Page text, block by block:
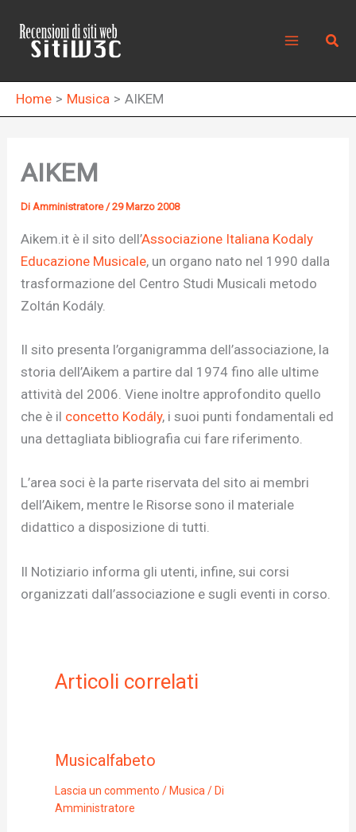
contenuto
Home Musica AIKEM
AIKEM
DiAmministratore/29 Marzo 2008
Aikem.it è il sito dell’Associazione Italiana Kodaly
Educazione Musicale, un organo nato nel 1990 dalla
trasformazione del Centro Studi Musicali metodo
Zoltán Kodály.
Il sito presenta l’organigramma dell’associazione, la
storia dell’Aikem a partire dal 1974 fino alle ultime
attività del 2006. Viene inoltre approfondito quello
che è il concetto Kodály, i suoi punti fondamentali ed
una dettagliata bibliografia cui fare riferimento.
L’area soci è la parte riservata del sito ai membri
dell’Aikem, mentre le Risorse sono il materiale
didattico a disposizione di tutti.
Il Notiziario informa gli utenti, infine, sui corsi
organizzati dall’associazione e sugli eventi in corso.
Articoli correlati
Musicalfabeto
Lascia un commento /Musica / Di
Amministratore